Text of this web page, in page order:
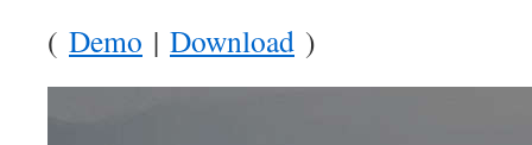
( Demo | Download )